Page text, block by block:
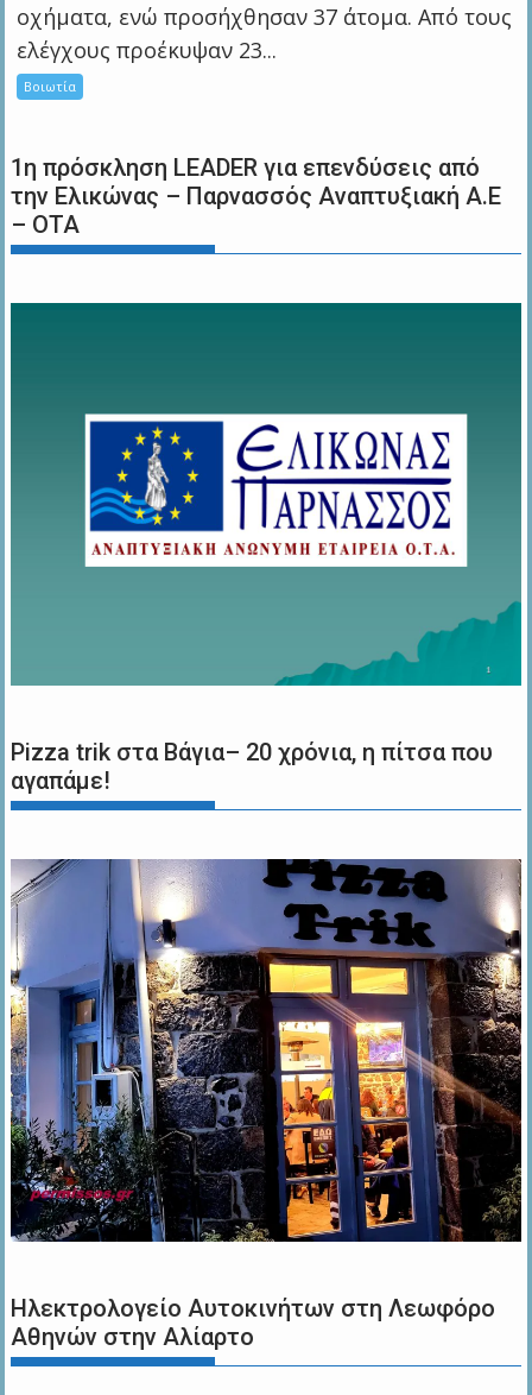
οχήματα, ενώ προσήχθησαν 37 άτομα. Από τους
ελέγχους προέκυψαν 23...
Βοιωτία
1η πρόσκληση LEADER για επενδύσεις από
την Ελικώνας – Παρνασσός Αναπτυξιακή Α.Ε
– ΟΤΑ
Pizza trik στα Βάγια– 20 χρόνια, η πίτσα που
αγαπάμε!
Ηλεκτρολογείο Αυτοκινήτων στη Λεωφόρο
Αθηνών στην Αλίαρτο